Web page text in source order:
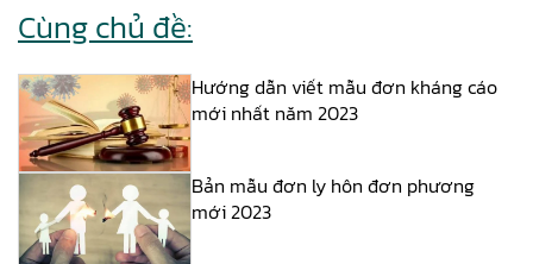
Cùng chủ đề:
Hướng dẫn viết mẫu đơn kháng cáo
mới nhất năm 2023
Bản mẫu đơn ly hôn đơn phương
mới 2023